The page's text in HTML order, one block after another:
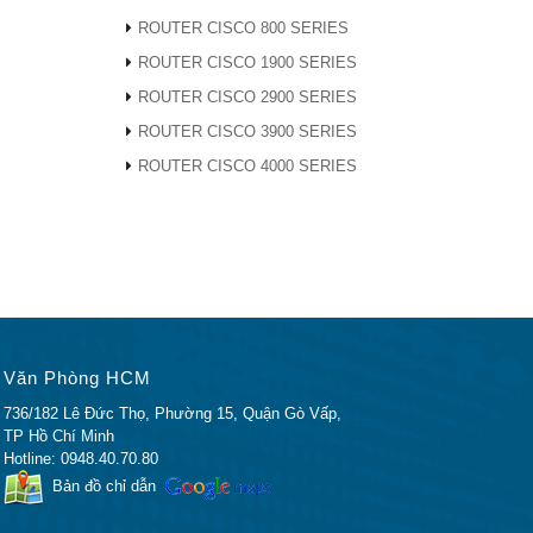
chỉ
phần
đâu
ROUTER CISCO 800 SERIES
ROUTER CISCO 1900 SERIES
ROUTER CISCO 2900 SERIES
ROUTER CISCO 3900 SERIES
ROUTER CISCO 4000 SERIES
Văn Phòng HCM
736/182 Lê Đức Thọ, Phường 15, Quận Gò Vấp,
TP Hồ Chí Minh
Hotline: 0948.40.70.80
Bản đồ chỉ dẫn